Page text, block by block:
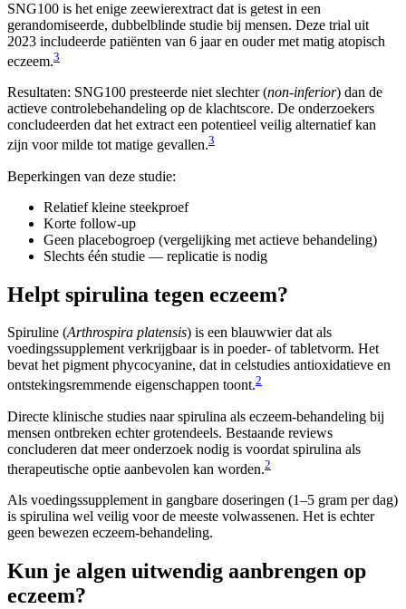
SNG100 is het enige zeewierextract dat is getest in een
gerandomiseerde, dubbelblinde studie bij mensen. Deze trial uit
2023 includeerde patiënten van 6 jaar en ouder met matig atopisch
eczeem.3
Resultaten: SNG100 presteerde niet slechter (non-inferior) dan de
actieve controlebehandeling op de klachtscore. De onderzoekers
concludeerden dat het extract een potentieel veilig alternatief kan
zijn voor milde tot matige gevallen.3
Beperkingen van deze studie:
Relatief kleine steekproef
Korte follow-up
Geen placebogroep (vergelijking met actieve behandeling)
Slechts één studie — replicatie is nodig
Helpt spirulina tegen eczeem?
Spiruline (Arthrospira platensis) is een blauwwier dat als
voedingssupplement verkrijgbaar is in poeder- of tabletvorm. Het
bevat het pigment phycocyanine, dat in celstudies antioxidatieve en
ontstekingsremmende eigenschappen toont.2
Directe klinische studies naar spirulina als eczeem-behandeling bij
mensen ontbreken echter grotendeels. Bestaande reviews
concluderen dat meer onderzoek nodig is voordat spirulina als
therapeutische optie aanbevolen kan worden.2
Als voedingssupplement in gangbare doseringen (1–5 gram per dag)
is spirulina wel veilig voor de meeste volwassenen. Het is echter
geen bewezen eczeem-behandeling.
Kun je algen uitwendig aanbrengen op
eczeem?